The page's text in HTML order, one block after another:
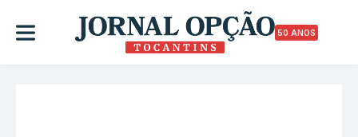
50 ANOS